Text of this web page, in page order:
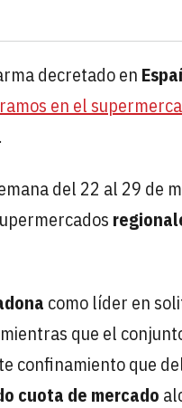
decretado en
en el
.
del 22 al 29 de
como líder en
que el
confinamiento que
cuota de mercado